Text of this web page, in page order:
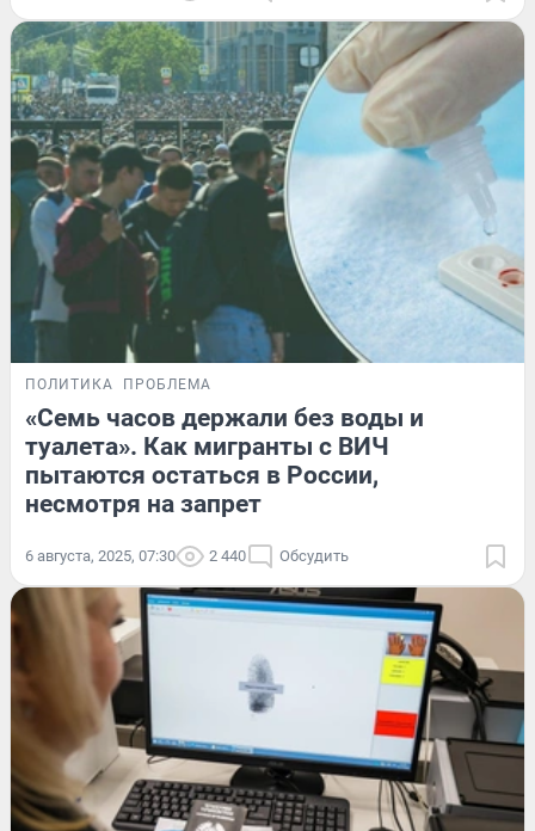
ПОЛИТИКА ПРОБЛЕМА
«Семь часов держали без воды и
туалета». Как мигранты с ВИЧ
пытаются остаться в России,
несмотря на запрет
6 августа, 2025, 07:30 2 440 Обсудить